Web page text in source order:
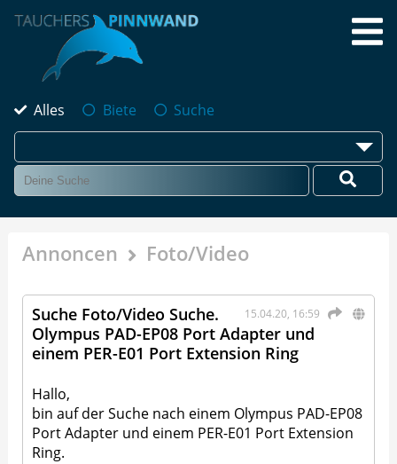
Alles Biete Suche
Annoncen Foto/Video
15.04.20, 16:59
Suche Foto/Video Suche.
Olympus PAD-EP08 Port Adapter und
einem PER-E01 Port Extension Ring
Hallo,
bin auf der Suche nach einem Olympus PAD-EP08
Port Adapter und einem PER-E01 Port Extension
Ring.